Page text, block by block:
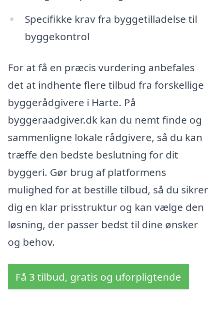
Specifikke krav fra byggetilladelse til
byggekontrol
For at få en præcis vurdering anbefales
det at indhente flere tilbud fra forskellige
byggerådgivere i Harte. På
byggeraadgiver.dk kan du nemt finde og
sammenligne lokale rådgivere, så du kan
træffe den bedste beslutning for dit
byggeri. Gør brug af platformens
mulighed for at bestille tilbud, så du sikrer
dig en klar prisstruktur og kan vælge den
løsning, der passer bedst til dine ønsker
og behov.
Få 3 tilbud, gratis og uforpligtende